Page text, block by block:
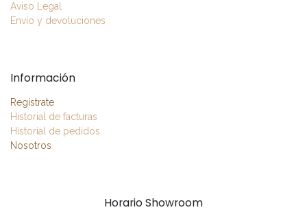
Aviso Legal
Envío y devoluciones
Información
Regístrate
Historial de facturas
Historial de pedidos
Nosotros
Horario Showroom